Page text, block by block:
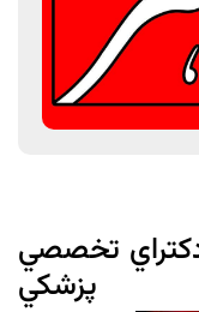
تخصصي